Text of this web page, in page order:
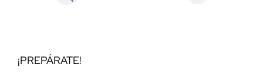
¡PREPÁRATE!